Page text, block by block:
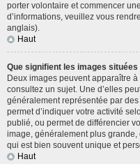
porter volontaire et commencer
d’informations, veuillez vous
anglais).
Haut
Que signifient les images
Deux images peuvent apparaître
consultez un sujet. Une d’elles
généralement représentée par
permet d’indiquer votre activité
publié, ou permet de différencier
image, généralement plus grande,
qui est bien souvent unique et
Haut